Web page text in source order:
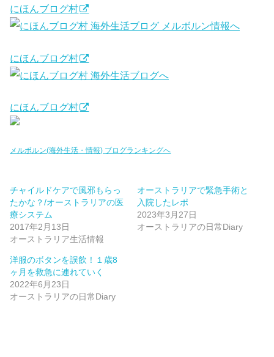
にほんブログ村
にほんブログ村
にほんブログ村
メルボルン(海外生活・情報) ブログランキングへ
チャイルドケアで風邪もらっ
たかな？/オーストラリアの医
療システム
2017年2月13日
オーストラリア生活情報
オーストラリアで緊急手術と
入院したレポ
2023年3月27日
オーストラリアの日常Diary
洋服のボタンを誤飲！１歳8
ヶ月を救急に連れていく
2022年6月23日
オーストラリアの日常Diary